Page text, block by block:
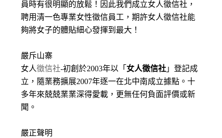
員時有很明顯的放鬆！因此我們成立女人徵信社，
聘用清一色專業女性徵信員工，期許女人徵信社能
夠將女子的體貼細心發揮到最大 ！
嚴斥山寨
女人徵信社-初創於2003年以「 女人徵信社 」登記成
立，隨業務擴展2007年逐一在北中南成立據點。十
多年來兢兢業業深得愛載，更無任何負面評價或新
聞。
嚴正聲明